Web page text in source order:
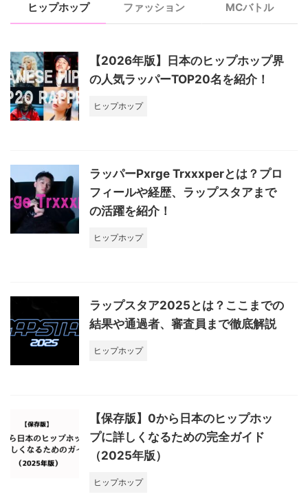
ヒップホップ ファッション MCバトル
【2026年版】日本のヒップホップ界
の人気ラッパーTOP20名を紹介！
ヒップホップ
ラッパーPxrge Trxxxperとは？プロ
フィールや経歴、ラップスタアまで
の活躍を紹介！
ヒップホップ
ラップスタア2025とは？ここまでの
結果や通過者、審査員まで徹底解説
ヒップホップ
【保存版】0から日本のヒップホッ
プに詳しくなるための完全ガイド
（2025年版）
ヒップホップ